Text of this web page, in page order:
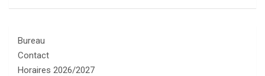
Bureau
Contact
Horaires 2026/2027